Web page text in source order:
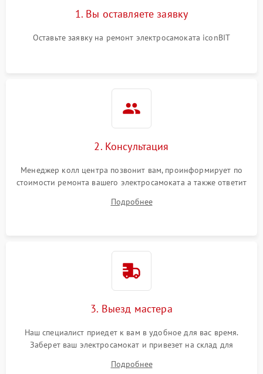
1. Вы оставляете заявку
Оставьте заявку на ремонт электросамоката iconBIT
2. Консультация
Менеджер колл центра позвонит вам, проинформирует по
стоимости ремонта вашего электросамоката а также ответит
Подробнее
3. Выезд мастера
Наш специалист приедет к вам в удобное для вас время.
Заберет ваш электросамокат и привезет на склад для
Подробнее